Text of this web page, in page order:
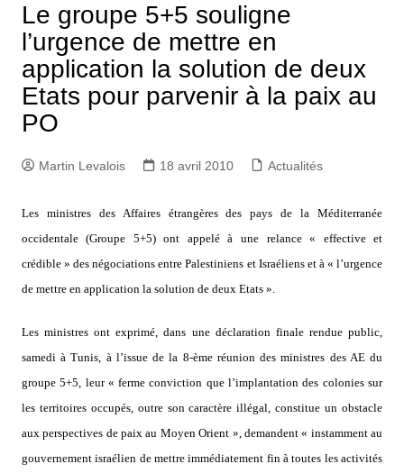
Le groupe 5+5 souligne
l’urgence de mettre en
application la solution de deux
Etats pour parvenir à la paix au
PO
Martin Levalois 18 avril 2010 Actualités
Les ministres des Affaires étrangères des pays de la Méditerranée
occidentale (Groupe 5+5) ont appelé à une relance « effective et
crédible » des négociations entre Palestiniens et Israéliens et à « l’urgence
de mettre en application la solution de deux Etats ».
Les ministres ont exprimé, dans une déclaration finale rendue public,
samedi à Tunis, à l’issue de la 8-ème réunion des ministres des AE du
groupe 5+5, leur « ferme conviction que l’implantation des colonies sur
les territoires occupés, outre son caractère illégal, constitue un obstacle
aux perspectives de paix au Moyen Orient », demandent « instamment au
gouvernement israélien de mettre immédiatement fin à toutes les activités